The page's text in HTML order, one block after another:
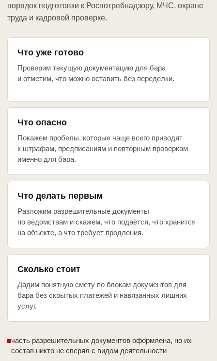
порядок подготовки к Роспотребнадзору, МЧС, охране
труда и кадровой проверке.
Что уже готово
Проверим текущую документацию для бара
и отметим, что можно оставить без переделки.
Что опасно
Покажем пробелы, которые чаще всего приводят
к штрафам, предписаниям и повторным проверкам
именно для бара.
Что делать первым
Разложим разрешительные документы
по ведомствам и скажем, что подаётся, что хранится
на объекте, а что требует продления.
Сколько стоит
Дадим понятную смету по блокам документов для
бара без скрытых платежей и навязанных лишних
услуг.
часть разрешительных документов оформлена, но их
состав никто не сверял с видом деятельности